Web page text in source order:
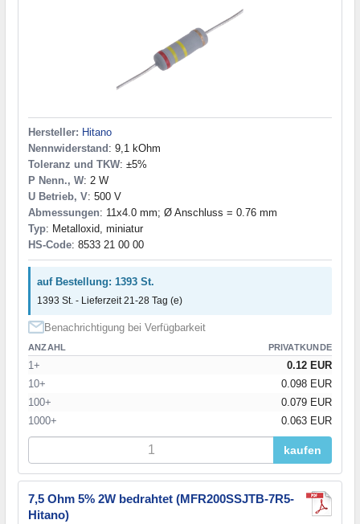
Hersteller: Hitano
Nennwiderstand : 9,1 kOhm
Toleranz und TKW: ±5%
P Nenn., W: 2 W
U Betrieb, V: 500 V
Abmessungen: 11x4.0 mm; Ø Anschluss = 0.76 mm
Typ: Metalloxid, miniatur
HS-Code: 8533 21 00 00
auf Bestellung: 1393 St.
1393 St. - Lieferzeit 21-28 Tag (e)
Benachrichtigung bei Verfügbarkeit
ANZAHL PRIVATKUNDE
1+
0.12 EUR
10+
0.098 EUR
100+
0.079 EUR
1000+
0.063 EUR
kaufen
7,5 Ohm 5% 2W bedrahtet (MFR200SSJTB-7R5-
Hitano)